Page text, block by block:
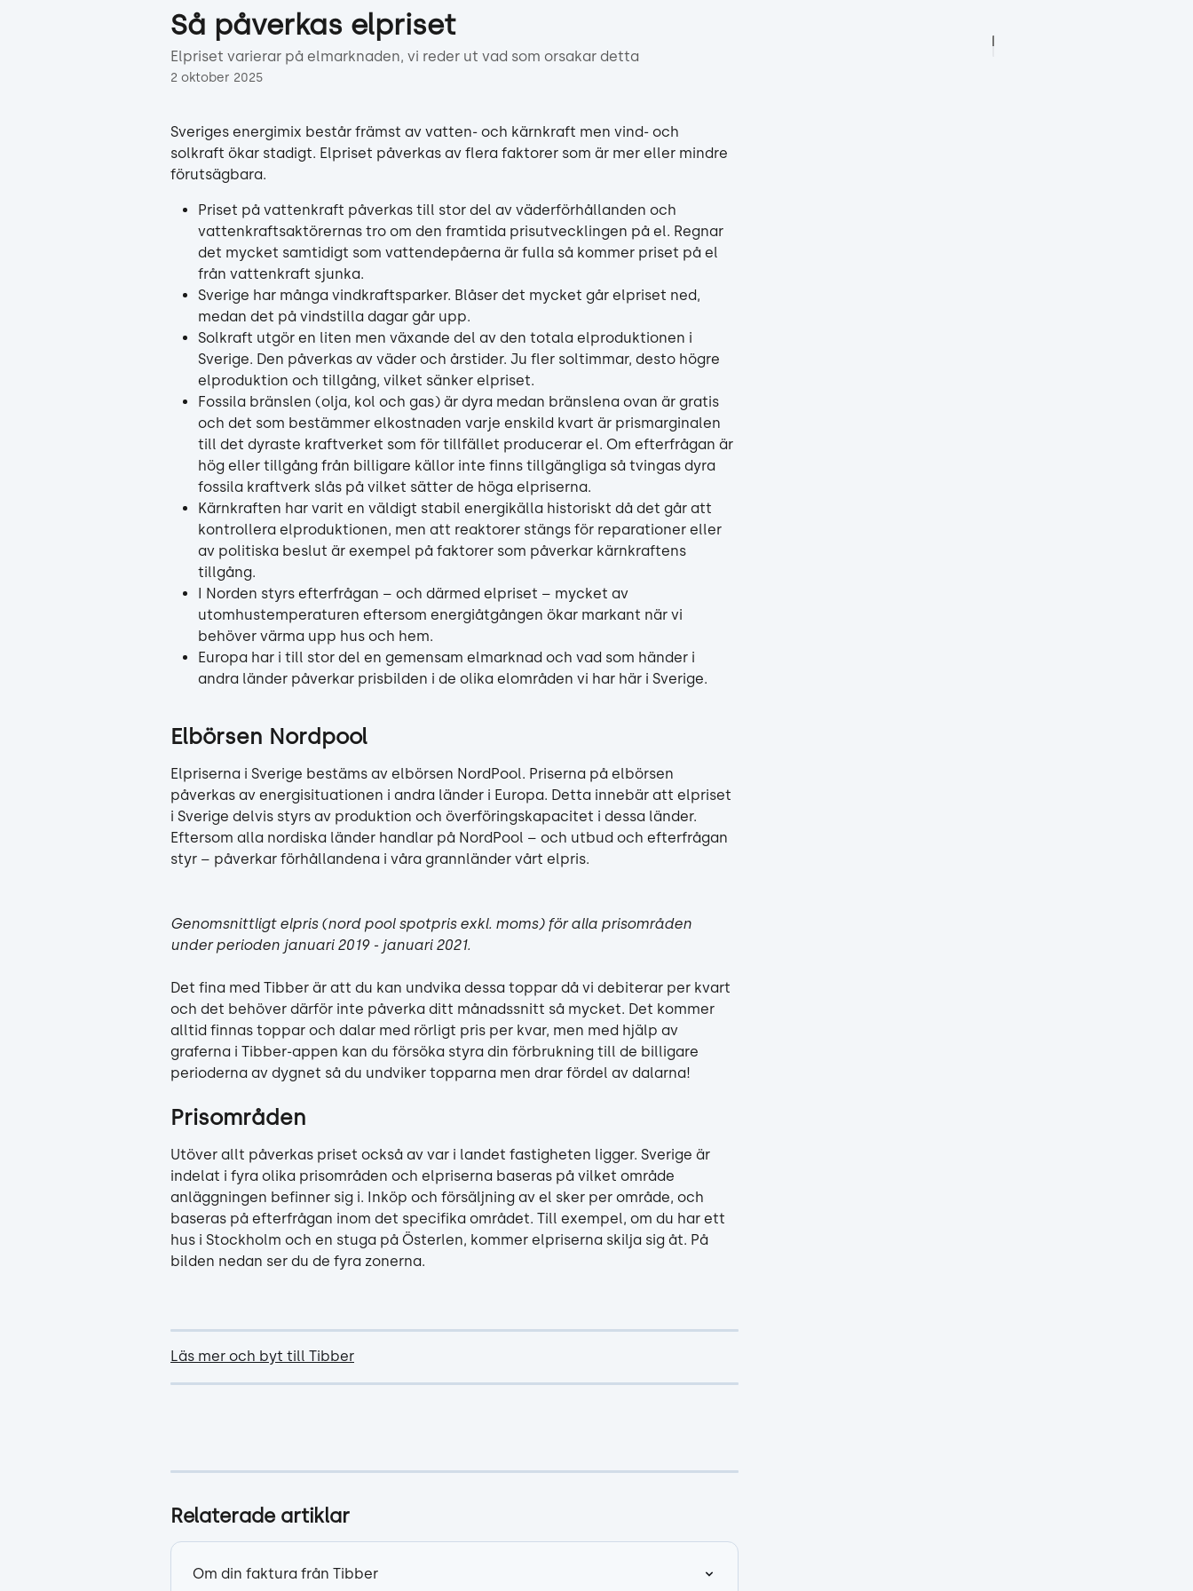
Så påverkas elpriset
Elpriset varierar på elmarknaden, vi reder ut vad som orsakar detta
2 oktober 2025
Sveriges energimix består främst av vatten- och kärnkraft men vind- och
solkraft ökar stadigt. Elpriset påverkas av flera faktorer som är mer eller mindre
förutsägbara.
Priset på vattenkraft påverkas till stor del av väderförhållanden och
vattenkraftsaktörernas tro om den framtida prisutvecklingen på el. Regnar
det mycket samtidigt som vattendepåerna är fulla så kommer priset på el
från vattenkraft sjunka.
Sverige har många vindkraftsparker. Blåser det mycket går elpriset ned,
medan det på vindstilla dagar går upp.
Solkraft utgör en liten men växande del av den totala elproduktionen i
Sverige. Den påverkas av väder och årstider. Ju fler soltimmar, desto högre
elproduktion och tillgång, vilket sänker elpriset.
Fossila bränslen (olja, kol och gas) är dyra medan bränslena ovan är gratis
och det som bestämmer elkostnaden varje enskild kvart är prismarginalen
till det dyraste kraftverket som för tillfället producerar el. Om efterfrågan är
hög eller tillgång från billigare källor inte finns tillgängliga så tvingas dyra
fossila kraftverk slås på vilket sätter de höga elpriserna.
Kärnkraften har varit en väldigt stabil energikälla historiskt då det går att
kontrollera elproduktionen, men att reaktorer stängs för reparationer eller
av politiska beslut är exempel på faktorer som påverkar kärnkraftens
tillgång.
I Norden styrs efterfrågan – och därmed elpriset – mycket av
utomhustemperaturen eftersom energiåtgången ökar markant när vi
behöver värma upp hus och hem.
Europa har i till stor del en gemensam elmarknad och vad som händer i
andra länder påverkar prisbilden i de olika elområden vi har här i Sverige.
Elbörsen Nordpool
Elpriserna i Sverige bestäms av elbörsen NordPool. Priserna på elbörsen
påverkas av energisituationen i andra länder i Europa. Detta innebär att elpriset
i Sverige delvis styrs av produktion och överföringskapacitet i dessa länder.
Eftersom alla nordiska länder handlar på NordPool – och utbud och efterfrågan
styr – påverkar förhållandena i våra grannländer vårt elpris.
Genomsnittligt elpris (nord pool spotpris exkl. moms) för alla prisområden
under perioden januari 2019 - januari 2021.
Det fina med Tibber är att du kan undvika dessa toppar då vi debiterar per kvart
och det behöver därför inte påverka ditt månadssnitt så mycket. Det kommer
alltid finnas toppar och dalar med rörligt pris per kvar, men med hjälp av
graferna i Tibber-appen kan du försöka styra din förbrukning till de billigare
perioderna av dygnet så du undviker topparna men drar fördel av dalarna!
Prisområden
Utöver allt påverkas priset också av var i landet fastigheten ligger. Sverige är
indelat i fyra olika prisområden och elpriserna baseras på vilket område
anläggningen befinner sig i. Inköp och försäljning av el sker per område, och
baseras på efterfrågan inom det specifika området. Till exempel, om du har ett
hus i Stockholm och en stuga på Österlen, kommer elpriserna skilja sig åt. På
bilden nedan ser du de fyra zonerna.
Läs mer och byt till Tibber
Relaterade artiklar
Om din faktura från Tibber